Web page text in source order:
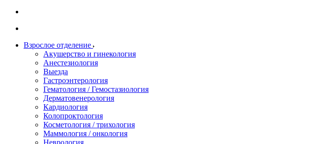
Взрослое отделение
Акушерство и гинекология
Анестезиология
Выезда
Гастроэнтерология
Гематология / Гемостазиология
Дерматовенерология
Кардиология
Колопроктология
Косметология / трихология
Маммология / онкология
Неврология